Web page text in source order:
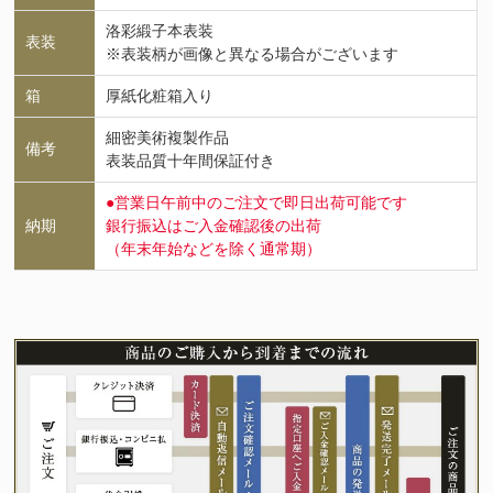
表装
洛彩緞子本表装
※表装柄が画像と異なる場合がございます
箱 厚紙化粧箱入り
備考
細密美術複製作品
表装品質十年間保証付き
納期
●営業日午前中のご注文で即日出荷可能です
銀行振込はご入金確認後の出荷
（年末年始などを除く通常期）